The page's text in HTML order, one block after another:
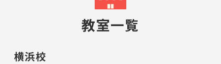
教室一覧
横浜校